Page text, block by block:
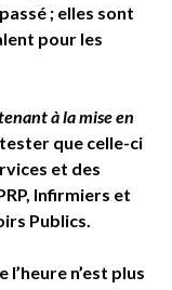
; elles sont
pour les
à la mise en
que celle-ci
et des
Infirmiers et
Publics.
n’est plus